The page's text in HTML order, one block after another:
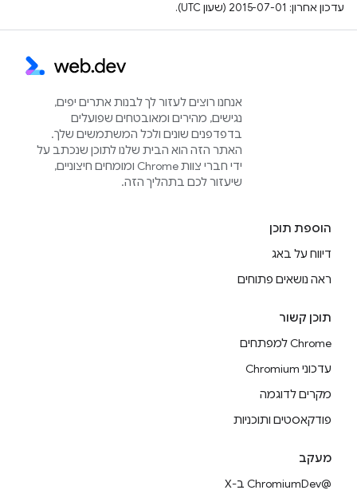
עדכון אחרון: 2015-07-01 (שעון UTC).
אנחנו רוצים לעזור לך לבנות אתרים יפים,
נגישים, מהירים ומאובטחים שפועלים
בדפדפנים שונים ולכל המשתמשים שלך.
האתר הזה הוא הבית שלנו לתוכן שנכתב על
ידי חברי צוות Chrome ומומחים חיצוניים,
שיעזור לכם בתהליך הזה.
הוספת תוכן
דיווח על באג
ראה נושאים פתוחים
תוכן קשור
Chrome למפתחים
עדכוני Chromium
מקרים לדוגמה
פודקאסטים ותוכניות
מעקב
@ChromiumDev ב-X